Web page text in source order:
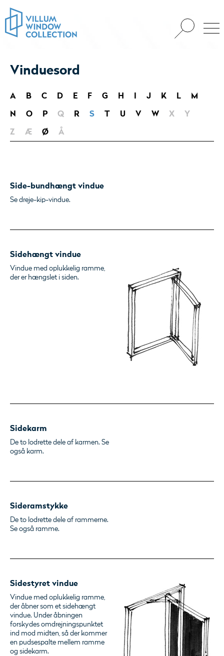
Vinduesord
A B C D E F G H I J K L
M
N
O P Q R S T U V W X
Y
Z
Æ Ø Å
Side-bundhængt vindue
Se dreje-kip-vindue.
Sidehængt vindue
Vindue med oplukkelig ramme,
der er hængslet i siden.
Sidekarm
De to lodrette dele af karmen. Se
også karm.
Sideramstykke
De to lodrette dele af rammerne.
Se også ramme.
Sidestyret vindue
Vindue med oplukkelig ramme,
der åbner som et sidehængt
vindue. Under åbningen
forskydes omdrejningspunktet
ind mod midten, så der kommer
en pudsespalte mellem ramme
og sidekarm.